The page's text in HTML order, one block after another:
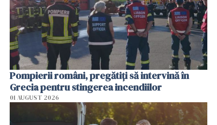
Pompierii români, pregătiţi să intervină în
Grecia pentru stingerea incendiilor
01 AUGUST 2026